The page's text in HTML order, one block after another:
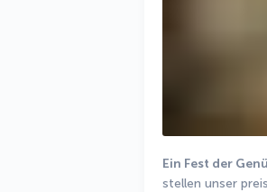
Ein Fest der
stellen unser